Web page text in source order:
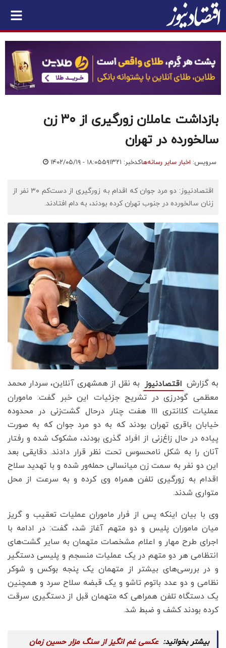
بازداشت عاملان زورگیری از ۳۰ زن
سالخورده در تهران
سرویس: اخبار سایر رسانه‌هاکدخبر: ۵۹۱۳۲۱ ۱۴۰۲/۰۵/۱۹ - ۱۸:۰۵
اقتصادنیوز: دو مرد جوان که اقدام به زورگیری از دست‌کم ۳۰ نفر از
زنان سالخورده در جنوب تهران کرده بودند، به دام افتادند.
به گزارش اقتصادنیوز
به نقل از همشهری آنلاین، سردار محمد
معظمی گودرزی در تشریح جزئیات این خبر گفت:‌ ماموران
عملیات کلانتری ۱۱۱ هفت چنار درحال گشت‌زنی در محدوده
خیابان باقری تهران بودند که به دو مرد جوان که به صورت
پیاده در حال زاغ‌زنی از افراد گذری بودند، مشکوک شده و رفتار
آنان را به شکل نامحسوس تحت نظر قرار دادند. دقایقی بعد
این دو نفر به سمت زن میانسالی حمله‌ور شده و با تهدید سلاح
اقدام به زورگیری تلفن همراه وی کرده و به سرعت از محل
متواری شدند.
وی با بیان اینکه پس از فرار ماموران عملیات تعقیب و گریز
میان ماموران پلیس و دو متهم آغاز شد، گفت: در ادامه با
اجرای طرح مهار و اعلام مشخصات متهمان به سایر گشت‌های
انتظامی هر دو متهم در یک عملیات منسجم و پلیسی دستگیر
و در بررسی‌های بیشتر از متهمان یک پنجه بوکس و شوکر
نظامی و دو عدد باتوم تاشو و یک قبضه سلاح سرد و همچنین
یک دستگاه تلفن همراهی که متهمان قبل از دستگیری سرقت
کرده بودند کشف و ضبط شد.
عکسی غم انگیز از سنگ مزار حسین زمان